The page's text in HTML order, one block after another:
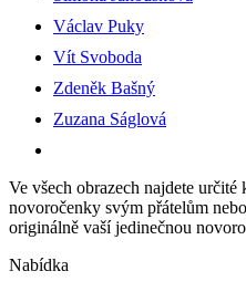
Václav Puky
Vít Svoboda
Zdeněk Bašný
Zuzana Ságlová
Ve všech obrazech najdete
novoročenky svým přátelům
originálně vaší jedinečnou
Nabídka